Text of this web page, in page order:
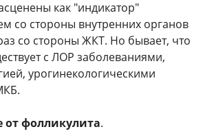
как "индикатор"
со стороны внутренних органов
со стороны ЖКТ. Но бывает, что
с ЛОР заболеваниями,
урогинекологическими
от фолликулита.